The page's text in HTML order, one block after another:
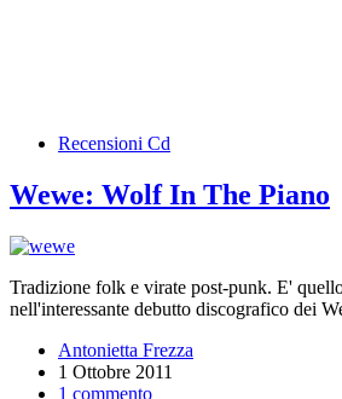
Recensioni Cd
Wewe: Wolf In The Piano
Tradizione folk e virate post-punk. E'
nell'interessante debutto discografico dei
Antonietta Frezza
1 Ottobre 2011
1 commento